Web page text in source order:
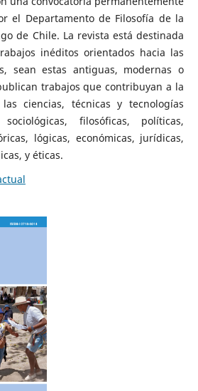
el Departamento de Filosofía de la
de Chile. La revista está destinada
inéditos orientados hacia las
sean estas antiguas, modernas o
trabajos que contribuyan a la
ciencias, técnicas y tecnologías
filosóficas, políticas,
lógicas, económicas, jurídicas,
y éticas.